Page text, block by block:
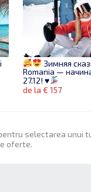
Зимняя
Romania —
27.12! ♥
de la € 157
selectarea unui
oferte.